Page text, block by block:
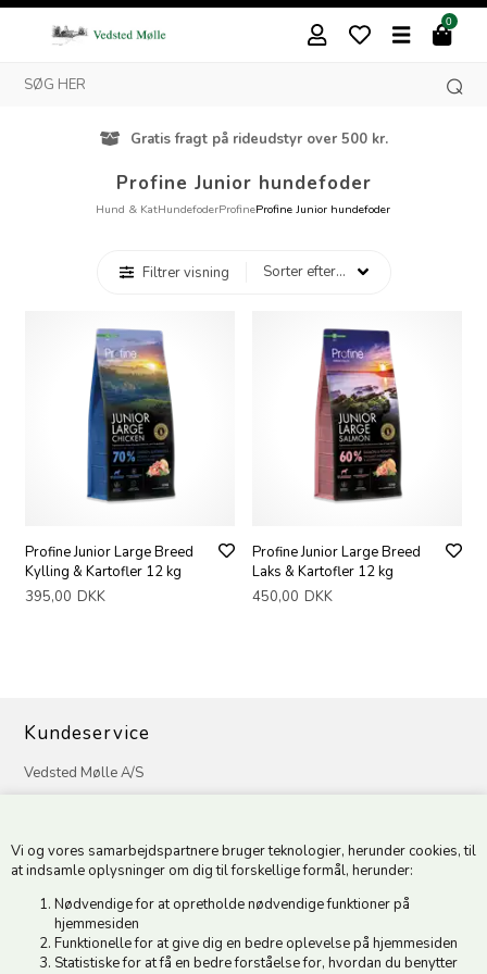
Vi og vores samarbejdspartnere bruger teknologier, herunder cookies, til
at indsamle oplysninger om dig til forskellige formål, herunder:
Nødvendige for at opretholde nødvendige funktioner på
hjemmesiden
Funktionelle for at give dig en bedre oplevelse på hjemmesiden
Statistiske for at få en bedre forståelse for, hvordan du benytter
0
Gratis fragt på rideudstyr over 500 kr.
Profine Junior hundefoder
Hund & KatHundefoderProfineProfine Junior hundefoder
Filtrer visning
Profine Junior Large Breed
Kylling & Kartofler 12 kg
395,00 DKK
Profine Junior Large Breed
Laks & Kartofler 12 kg
450,00 DKK
Kundeservice
Vedsted Mølle A/S
CVR 49879415 Mailvedstedmoelle@post.tele.dk
Åbningstider: Man-Fre 9.00-17.00 | Middagslukket 12.00-12.30 |
Lørdag 9.00-12.00